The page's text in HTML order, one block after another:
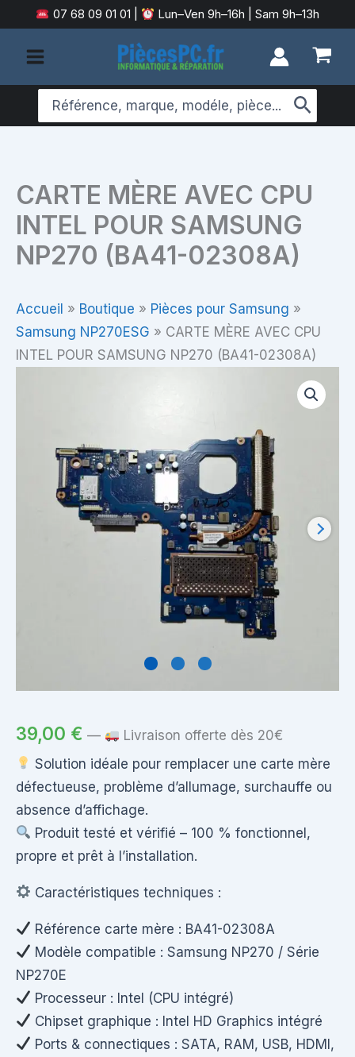
au
contenu
07 68 09 01 01 Lun–Ven 9h–16h | Sam 9h–13h
Search
for:
CARTE MÈRE AVEC CPU
INTEL POUR SAMSUNG
NP270 (BA41-02308A)
Accueil » Boutique » Pièces pour Samsung »
Samsung NP270ESG » CARTE MÈRE AVEC CPU
INTEL POUR SAMSUNG NP270 (BA41-02308A)
39,00 € —
Livraison offerte dès 20€
Solution idéale pour remplacer une carte mère
défectueuse, problème d’allumage, surchauffe ou
absence d’affichage.
Produit testé et vérifié – 100 % fonctionnel,
propre et prêt à l’installation.
Caractéristiques techniques :
Référence carte mère : BA41-02308A
Modèle compatible : Samsung NP270 / Série
NP270E
Processeur : Intel (CPU intégré)
Chipset graphique : Intel HD Graphics intégré
Ports & connectiques : SATA, RAM, USB, HDMI,